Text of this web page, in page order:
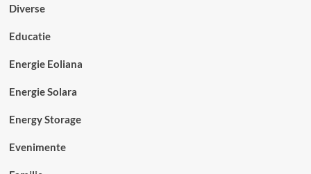
Diverse
Educatie
Energie Eoliana
Energie Solara
Energy Storage
Evenimente